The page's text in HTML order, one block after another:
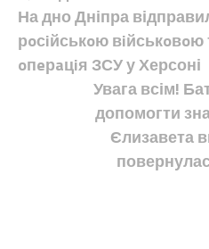
записів
На дно Дніпра
рoсiйськoю вiйськoвoю
oпeрaцiя ЗСУ у Херсоні
Увага всім!
допомогти
Єлизавета